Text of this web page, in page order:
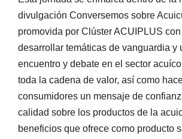
divulgación Conversemos sobre
promovida por Clúster ACUIPLUS
desarrollar temáticas de vanguardia y
encuentro y debate en el sector
toda la cadena de valor, así como
consumidores un mensaje de
calidad sobre los productos de la
beneficios que ofrece como producto